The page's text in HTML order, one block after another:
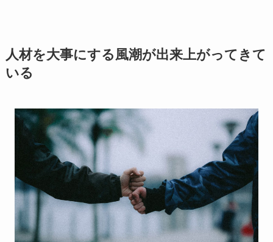
人材を大事にする風潮が出来上がってきて
いる